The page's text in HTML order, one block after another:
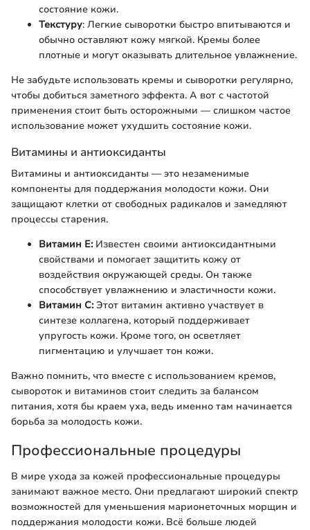
состояние кожи.
Текстуру: Легкие сыворотки быстро впитываются и
обычно оставляют кожу мягкой. Кремы более
плотные и могут оказывать длительное увлажнение.
Не забудьте использовать кремы и сыворотки регулярно,
чтобы добиться заметного эффекта. А вот с частотой
применения стоит быть осторожными — слишком частое
использование может ухудшить состояние кожи.
Витамины и антиоксиданты
Витамины и антиоксиданты — это незаменимые
компоненты для поддержания молодости кожи. Они
защищают клетки от свободных радикалов и замедляют
процессы старения.
Витамин E:Известен своими антиоксидантными
свойствами и помогает защитить кожу от
воздействия окружающей среды. Он также
способствует увлажнению и эластичности кожи.
Витамин C:Этот витамин активно участвует в
синтезе коллагена, который поддерживает
упругость кожи. Кроме того, он осветляет
пигментацию и улучшает тон кожи.
Важно помнить, что вместе с использованием кремов,
сывороток и витаминов стоит следить за балансом
питания, хотя бы краем уха, ведь именно там начинается
борьба за молодость кожи.
Профессиональные процедуры
В мире ухода за кожей профессиональные процедуры
занимают важное место. Они предлагают широкий спектр
возможностей для уменьшения марионеточных морщин и
поддержания молодости кожи. Всё больше людей